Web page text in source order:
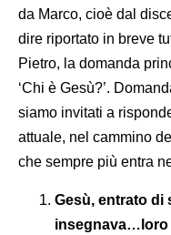
da Marco, cioè dal
dire riportato in breve
Pietro, la domanda
‘Chi è Gesù?’.
siamo invitati a
attuale, nel cammino
che sempre più entra
Gesù, entrato di
insegnava…loro